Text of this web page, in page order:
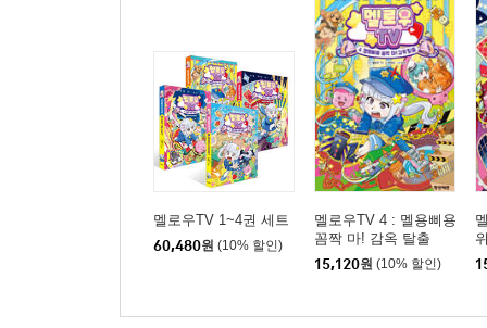
멜로우TV 1~4권 세트
60,480원 (10% 할인)
멜로우TV 4 : 멜용삐용
꼼짝 마! 감옥 탈출
15,120원 (10% 할인)